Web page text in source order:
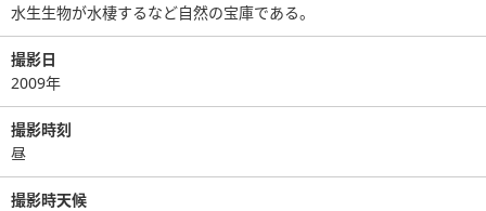
水生生物が水棲するなど自然の宝庫である。
撮影日
2009年
撮影時刻
昼
撮影時天候